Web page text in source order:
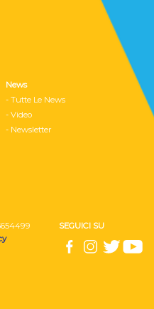
News
- Tutte Le News
- Video
- Newsletter
SEGUICI SU